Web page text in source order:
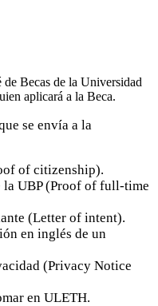
Becas de la Universidad
aplicará a la Beca.
se envía a la
of citizenship).
la UBP (Proof of full-time
(Letter of intent).
en inglés de un
(Privacy Notice
en ULETH.